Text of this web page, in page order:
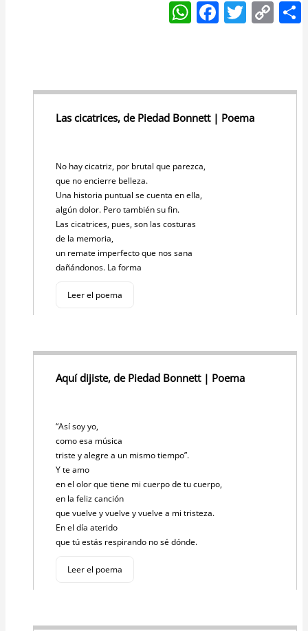
W
h
A
p
F
a
b
o
T
w
C
o
Li
Las cicatrices, de Piedad Bonnett | Poema
No hay cicatriz, por brutal que parezca,
que no encierre belleza.
Una historia puntual se cuenta en ella,
algún dolor. Pero también su fin.
Las cicatrices, pues, son las costuras
de la memoria,
un remate imperfecto que nos sana
dañándonos. La forma
Leer el poema
Aquí dijiste, de Piedad Bonnett | Poema
“Así soy yo,
como esa música
triste y alegre a un mismo tiempo”.
Y te amo
en el olor que tiene mi cuerpo de tu cuerpo,
en la feliz canción
que vuelve y vuelve y vuelve a mi tristeza.
En el día aterido
que tú estás respirando no sé dónde.
Leer el poema